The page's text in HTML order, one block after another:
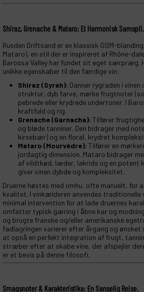
Shiraz, Grenache & Mataro: Et Harmonisk Samspil.
Rusden Driftsand er en klassisk GSM-
Mataro), en stil der er inspireret af Rhône-
Barossa Valley har fundet sit eget særpræg.
unikke egenskaber til den færdige vin:
Shiraz (Syrah): Danner rygraden i
struktur, dyb farve, mørke frugtnoter
pebrede eller krydrede undertoner. I
kraftfuld og rig.
Grenache (Garnacha): Tilfører
og bløde tanniner. Den bidrager med
kirsebær) og en floral, krydret
Mataro (Mourvèdre): Tilfører en
jordagtig dimension. Mataro bidrager
af vildtkød, læder, lakrids og en potent
giver vinen dybde og kompleksitet.
Druerne høstes med omhu, ofte manuelt, for
kvalitet. I vinkælderen anvendes traditionelle
minimal intervention for at lade druernes
omfatter typisk gæring i åbne kar og
og brugte franske og/eller amerikanske
fadlagringen varierer efter årgang og ønsket
at opnå en perfekt integration af frugt,
stræber efter at skabe vine, der afspejler
er et bevis på denne filosofi.
Smagsnoter & Karakteristika: En Sanselig Rejse.